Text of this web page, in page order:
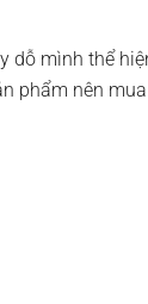
dỗ mình thể
phẩm nên